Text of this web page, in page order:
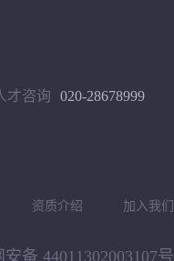
才咨询 020-28678999
资质介绍 加入我们
备 44011302003107号